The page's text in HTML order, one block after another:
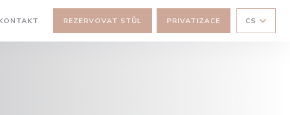
REZERVOVAT STŮL PRIVATIZACE CS